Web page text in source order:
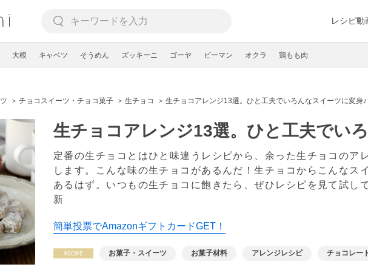
レシピ動
大根 キャベツ そうめん ズッキーニ ゴーヤ ピーマン オクラ 鶏もも肉
チョコスイーツ・チョコ菓子 生チョコ 生チョコアレンジ13選。ひと工夫でいろんなスイーツに変身♪
生チョコアレンジ13選。ひと工夫でい
定番の生チョコとはひと味違うレシピから、余った生チョコのア
します。こんな味の生チョコがあるんだ！生チョコからこんなス
あるはず。いつもの生チョコに飽きたら、ぜひレシピを見て試し
新
簡単投票でAmazonギフトカードGET！
お菓子・スイーツ お菓子材料 アレンジレシピ チョコレー